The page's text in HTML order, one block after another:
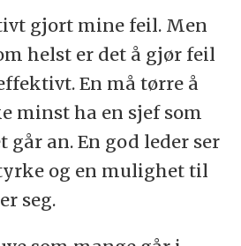
gjort mine feil. Men
helst er det å gjør feil
En må tørre å
minst ha en sjef som
går an. En god leder ser
og en mulighet til
seg.